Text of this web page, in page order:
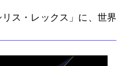
ス・レックス」に、世界